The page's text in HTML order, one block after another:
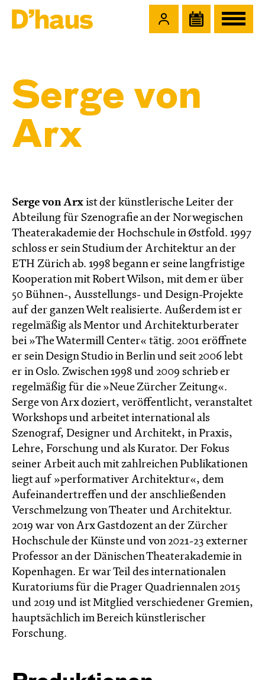
Serge von
Arx
Serge von Arx ist der künstlerische Leiter der
Abteilung für Szenografie an der Norwegischen
Theaterakademie der Hochschule in Østfold. 1997
schloss er sein Studium der Architektur an der
ETH Zürich ab. 1998 begann er seine langfristige
Kooperation mit Robert Wilson, mit dem er über
50 Bühnen-, Ausstellungs- und Design-Projekte
auf der ganzen Welt realisierte. Außerdem ist er
regelmäßig als Mentor und Architekturberater
bei »The Watermill Center« tätig. 2001 eröffnete
er sein Design Studio in Berlin und seit 2006 lebt
er in Oslo. Zwischen 1998 und 2009 schrieb er
regelmäßig für die »Neue Zürcher Zeitung«.
Serge von Arx doziert, veröffentlicht, veranstaltet
Workshops und arbeitet international als
Szenograf, Designer und Architekt, in Praxis,
Lehre, Forschung und als Kurator. Der Fokus
seiner Arbeit auch mit zahlreichen Publikationen
liegt auf »performativer Architektur«, dem
Aufeinandertreffen und der anschließenden
Verschmelzung von Theater und Architektur.
2019 war von Arx Gastdozent an der Zürcher
Hochschule der Künste und von 2021-23 externer
Professor an der Dänischen Theaterakademie in
Kopenhagen. Er war Teil des internationalen
Kuratoriums für die Prager Quadriennalen 2015
und 2019 und ist Mitglied verschiedener Gremien,
hauptsächlich im Bereich künstlerischer
Forschung.